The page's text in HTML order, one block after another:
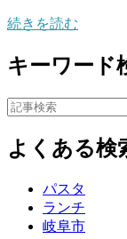
続きを読む
キーワード
よくある検
パスタ
ランチ
岐阜市